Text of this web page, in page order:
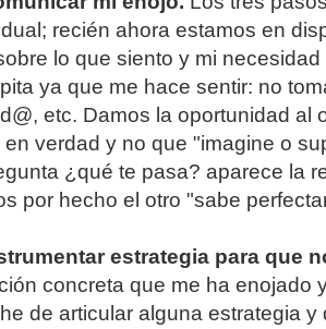
recién ahora estamos en
lo que siento y mi
ya que me hace sentir: no
etc. Damos la oportunidad al
en verdad y no que "imagine o
¿qué te pasa? aparece la
por hecho el otro "sabe
estrategia para que
concreta que me ha enojado
de articular alguna estrategia